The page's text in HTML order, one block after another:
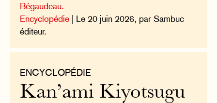
Bégaudeau.
Encyclopédie | Le 20 juin 2026, par Sambuc
éditeur.
ENCYCLOPÉDIE
Kan’ami Kiyotsugu